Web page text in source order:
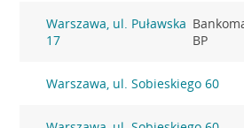
Warszawa, ul. Puławska
17
BP
Warszawa, ul. Sobieskiego 60